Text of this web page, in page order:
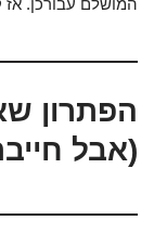
המושלם עבורכן. אז
הפתרון
(אבל